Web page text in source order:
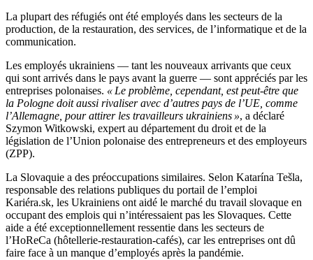
La plupart des réfugiés ont été employés dans les secteurs de la
production, de la restauration, des services, de l’informatique et de la
communication.
Les employés ukrainiens — tant les nouveaux arrivants que ceux
qui sont arrivés dans le pays avant la guerre — sont appréciés par les
entreprises polonaises. « Le problème, cependant, est peut-être que
la Pologne doit aussi rivaliser avec d’autres pays de l’UE, comme
l’Allemagne, pour attirer les travailleurs ukrainiens », a déclaré
Szymon Witkowski, expert au département du droit et de la
législation de l’Union polonaise des entrepreneurs et des employeurs
(ZPP).
La Slovaquie a des préoccupations similaires. Selon Katarína Tešla,
responsable des relations publiques du portail de l’emploi
Kariéra.sk, les Ukrainiens ont aidé le marché du travail slovaque en
occupant des emplois qui n’intéressaient pas les Slovaques. Cette
aide a été exceptionnellement ressentie dans les secteurs de
l’HoReCa (hôtellerie-restauration-cafés), car les entreprises ont dû
faire face à un manque d’employés après la pandémie.